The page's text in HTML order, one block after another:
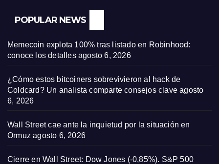
POPULAR NEWS
Memecoin explota 100% tras listado en Robinhood:
conoce los detalles agosto 6, 2026
¿Cómo estos bitcoiners sobrevivieron al hack de
Coldcard? Un analista comparte consejos clave agosto
6, 2026
Wall Street cae ante la inquietud por la situación en
Ormuz agosto 6, 2026
Cierre en Wall Street: Dow Jones (-0,85%). S&P 500